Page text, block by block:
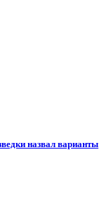
назвал варианты